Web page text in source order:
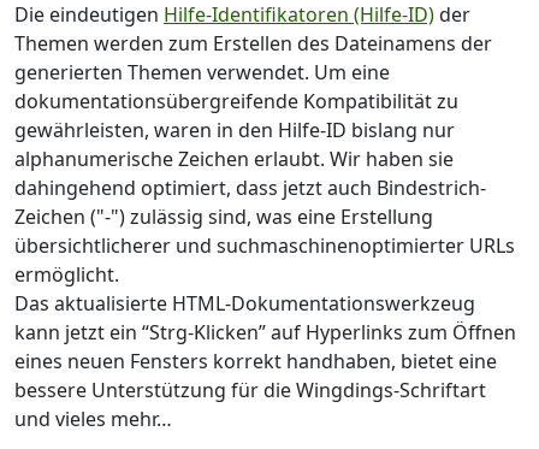
Die eindeutigen Hilfe-Identifikatoren (Hilfe-ID)der
Themen werden zum Erstellen des Dateinamens der
generierten Themen verwendet. Um eine
dokumentationsübergreifende Kompatibilität zu
gewährleisten, waren in den Hilfe-ID bislang nur
alphanumerische Zeichen erlaubt. Wir haben sie
dahingehend optimiert, dass jetzt auch Bindestrich-
Zeichen ("-") zulässig sind, was eine Erstellung
übersichtlicherer und suchmaschinenoptimierter URLs
ermöglicht.
Das aktualisierte HTML-Dokumentationswerkzeug
kann jetzt ein “Strg-Klicken” auf Hyperlinks zum Öffnen
eines neuen Fensters korrekt handhaben, bietet eine
bessere Unterstützung für die Wingdings-Schriftart
und vieles mehr…